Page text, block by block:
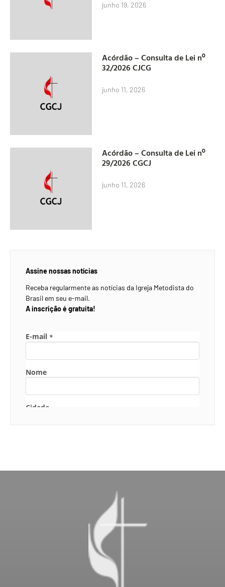
junho 19, 2026
Acórdão – Consulta de Lei nº
32/2026 CJCG
junho 11, 2026
Acórdão – Consulta de Lei nº
29/2026 CGCJ
junho 11, 2026
Assine nossas notícias
Receba regularmente as notícias da Igreja Metodista do
Brasil em seu e-mail.
A inscrição é gratuita!